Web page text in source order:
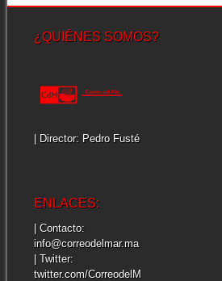
¿QUIÉNES SOMOS?
| Director: Pedro Fusté
ENLACES:
| Contacto:
info@correodelmar.ma
| Twitter:
twitter.com/CorreodelM